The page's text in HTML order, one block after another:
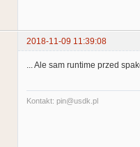
2018-11-09 11:39:08
... Ale sam runtime przed
Kontakt: pin@usdk.pl